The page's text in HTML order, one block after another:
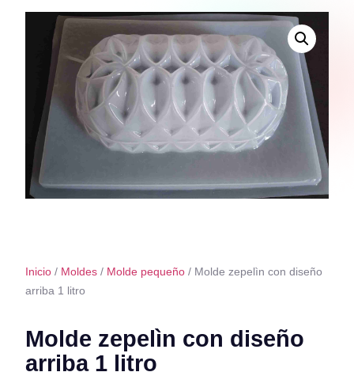
Inicio / Moldes / Molde pequeño / Molde zepelìn con diseño
arriba 1 litro
Molde zepelìn con diseño
arriba 1 litro